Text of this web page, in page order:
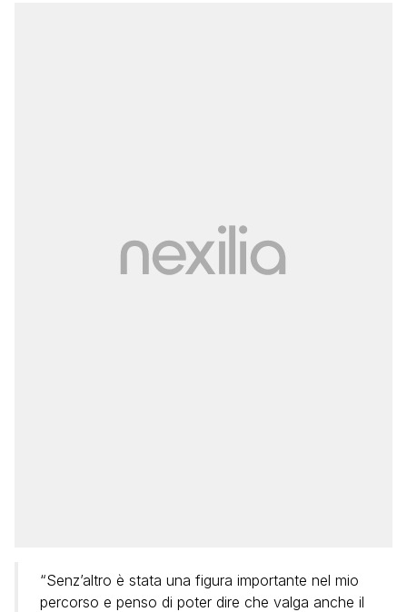
“Senz’altro è stata una figura importante nel mio
percorso e penso di poter dire che valga anche il